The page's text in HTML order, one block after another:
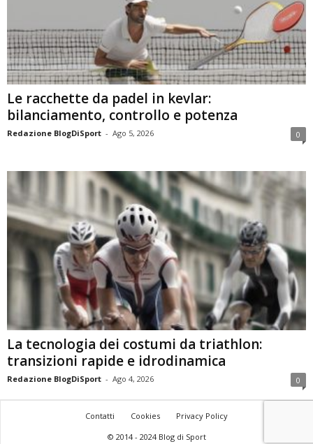
Le racchette da padel in kevlar:
bilanciamento, controllo e potenza
Redazione BlogDiSport - Ago 5, 2026 0
La tecnologia dei costumi da triathlon:
transizioni rapide e idrodinamica
Redazione BlogDiSport - Ago 4, 2026 0
Contatti Cookies
Privacy Policy
© 2014 - 2024 Blog di Sport